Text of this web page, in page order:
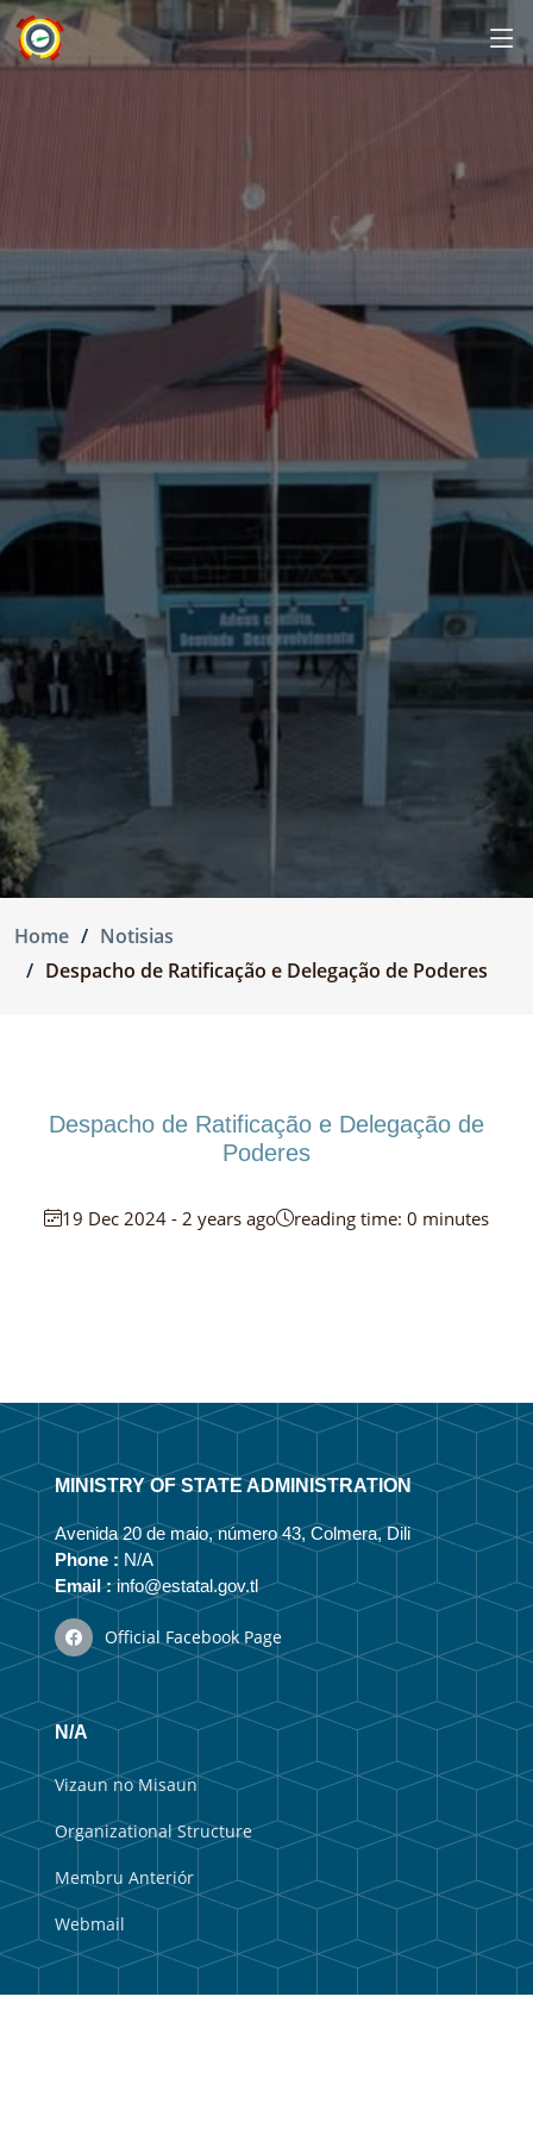
Home
Notisias
Despacho de Ratificação e Delegação de Poderes
Despacho de Ratificação e Delegação de
Poderes
19 Dec 2024 - 2 years ago reading time: 0 minutes
MINISTRY OF STATE ADMINISTRATION
Avenida 20 de maio, número 43, Colmera, Dili
Phone : N/A
Email :info@estatal.gov.tl
Official Facebook Page
N/A
Vizaun no Misaun
Organizational Structure
Membru Anteriór
Webmail